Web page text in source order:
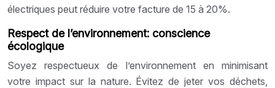
électriques peut réduire votre facture de 15 à 20%.
Respect de l’environnement: conscience
écologique
Soyez respectueux de l’environnement en minimisant
votre impact sur la nature. Évitez de jeter vos déchets,